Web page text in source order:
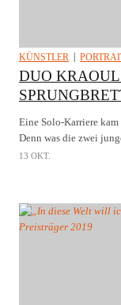
KÜNSTLER
DUO
Eine Solo-Karriere
Denn was die zwei
13 OKT.